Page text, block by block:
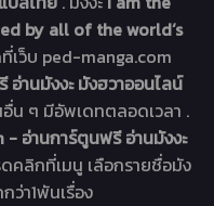
by all of the world‘s
เว็บ ped-manga.com
านมังงะ มังฮวาออนไลน์
น ๆ มีอัพเดทตลอดเวลา .
- อ่านการ์ตูนฟรี อ่านมังงะ
คลิกที่เมนู เลือกรายชื่อมัง
ว่า1พันเรื่อง